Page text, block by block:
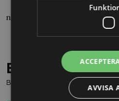
nils.ivars@alltomjuridik.se
Behöver du
Boka en kostnadsfri konsultation
AVVISA